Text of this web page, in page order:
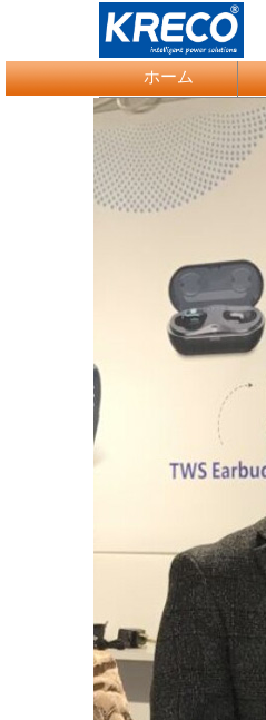
Logo Picture
ホーム